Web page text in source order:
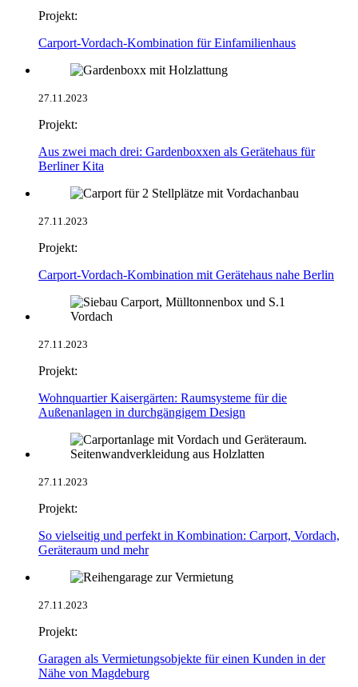
Projekt:
Carport-Vordach-Kombination für Einfamilienhaus
27.11.2023
Projekt:
Aus zwei mach drei: Gardenboxxen als Gerätehaus für
Berliner Kita
27.11.2023
Projekt:
Carport-Vordach-Kombination mit Gerätehaus nahe Berlin
27.11.2023
Projekt:
Wohnquartier Kaisergärten: Raumsysteme für die
Außenanlagen in durchgängigem Design
27.11.2023
Projekt:
So vielseitig und perfekt in Kombination: Carport, Vordach,
Geräteraum und mehr
27.11.2023
Projekt:
Garagen als Vermietungsobjekte für einen Kunden in der
Nähe von Magdeburg